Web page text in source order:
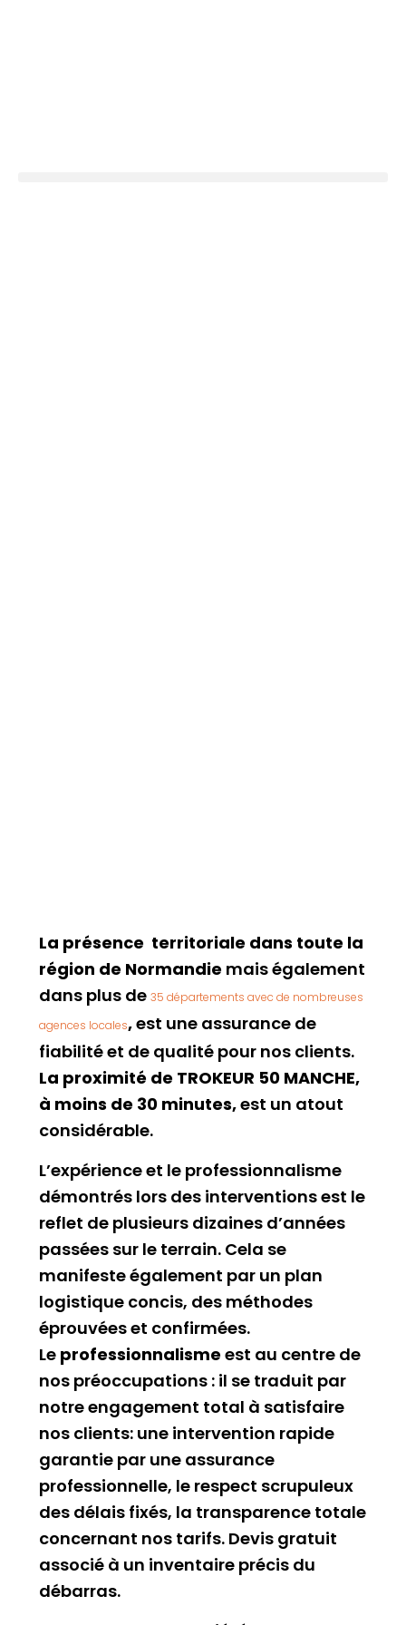
La présence territoriale dans toute la
région de Normandie mais également
dans plus de 35 départements avec de nombreuses
agences locales,est une assurance de
fiabilité et de qualité pour nos clients.
La proximité de TROKEUR 50 MANCHE,
à moins de 30 minutes,est un atout
considérable.
L’expérience et le professionnalisme
démontrés lors des interventions est le
reflet de plusieurs dizaines d’années
passées sur le terrain. Cela se
manifeste également par un plan
logistique concis, des méthodes
éprouvées et confirmées.
Le professionnalisme est au centre de
nos préoccupations : il se traduit par
notre engagement total à satisfaire
nos clients: une intervention rapide
garantie par une assurance
professionnelle, le respect scrupuleux
des délais fixés, la transparence totale
concernant nos tarifs. Devis gratuit
associé à un inventaire précis du
débarras.